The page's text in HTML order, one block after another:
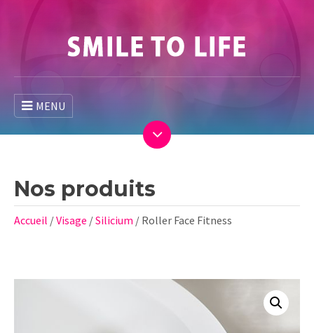
MENU
Nos produits
Accueil /Visage /Silicium / Roller Face Fitness